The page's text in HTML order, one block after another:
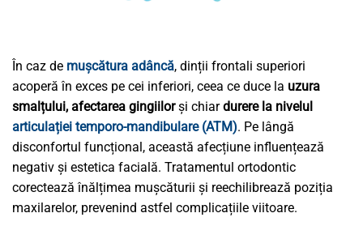
În caz de mușcătura adâncă, dinții frontali superiori
acoperă în exces pe cei inferiori, ceea ce duce la uzura
smalțului, afectarea gingiilorși chiardurere la nivelul
articulației temporo-mandibulare (ATM). Pe lângă
disconfortul funcțional, această afecțiune influențează
negativ și estetica facială. Tratamentul ortodontic
corectează înălțimea mușcăturii și reechilibrează poziția
maxilarelor, prevenind astfel complicațiile viitoare.